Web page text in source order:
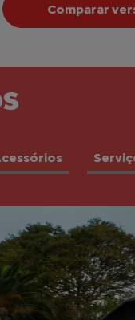
Comparar
o design
às linhas fluidas e
incomparável.